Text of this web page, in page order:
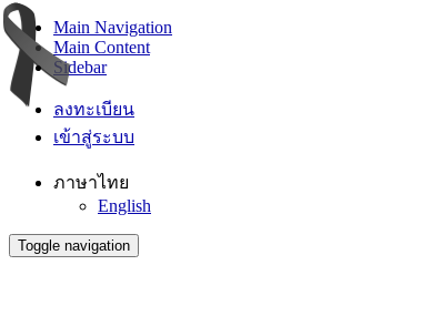
Main Navigation
Main Content
Sidebar
ลงทะเบียน
เข้าสู่ระบบ
ภาษาไทย
English
Toggle navigation